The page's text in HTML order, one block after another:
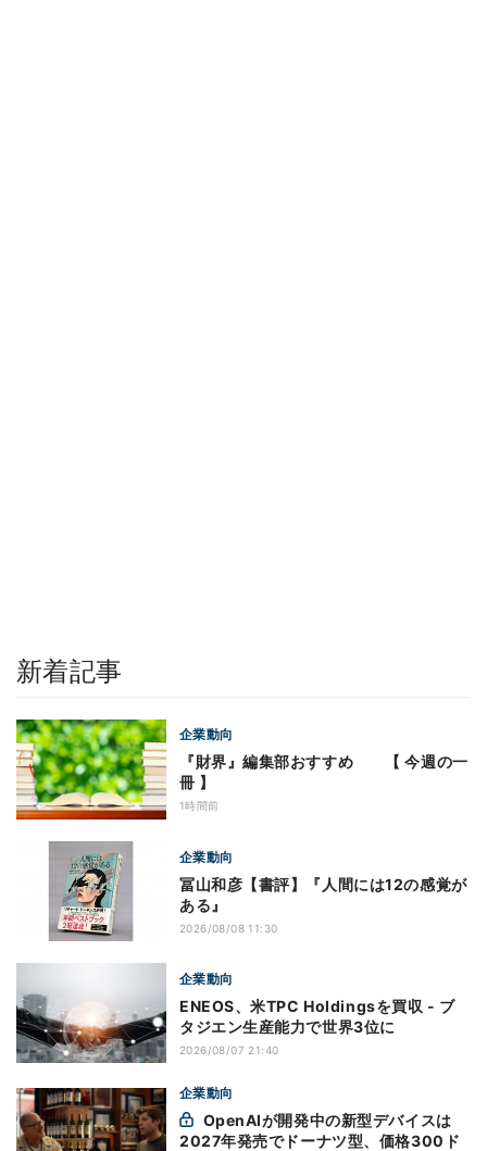
新着記事
企業動向
『財界』編集部おすすめ 【 今週の一
冊 】
1時間前
企業動向
冨山和彦【書評】『人間には12の感覚が
ある』
2026/08/08 11:30
企業動向
ENEOS、米TPC Holdingsを買収 - ブ
タジエン生産能力で世界3位に
2026/08/07 21:40
企業動向
2027年発売でドーナツ型、価格300ド